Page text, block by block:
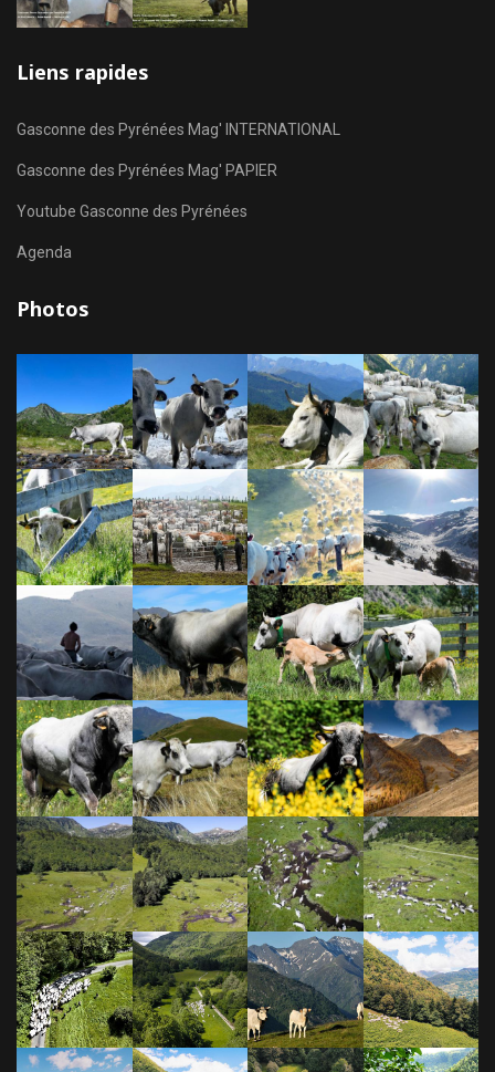
Liens rapides
Gasconne des Pyrénées Mag' INTERNATIONAL
Gasconne des Pyrénées Mag' PAPIER
Youtube Gasconne des Pyrénées
Agenda
Photos